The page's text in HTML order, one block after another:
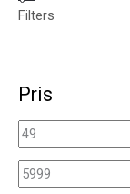
Filters
Pris